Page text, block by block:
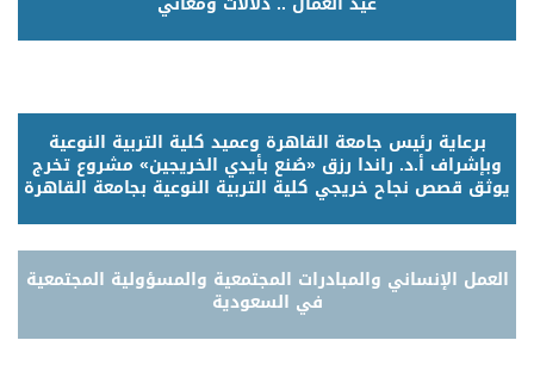
برعاية رئيس جامعة القاهرة وعميد كلية التربية النوعية
وبإشراف أ.د. راندا رزق «صُنع بأيدي الخريجين» مشروع تخرج
يوثق قصص نجاح خريجي كلية التربية النوعية بجامعة القاهرة
العمل الإنساني والمبادرات المجتمعية والمسؤولية المجتمعية
في السعودية